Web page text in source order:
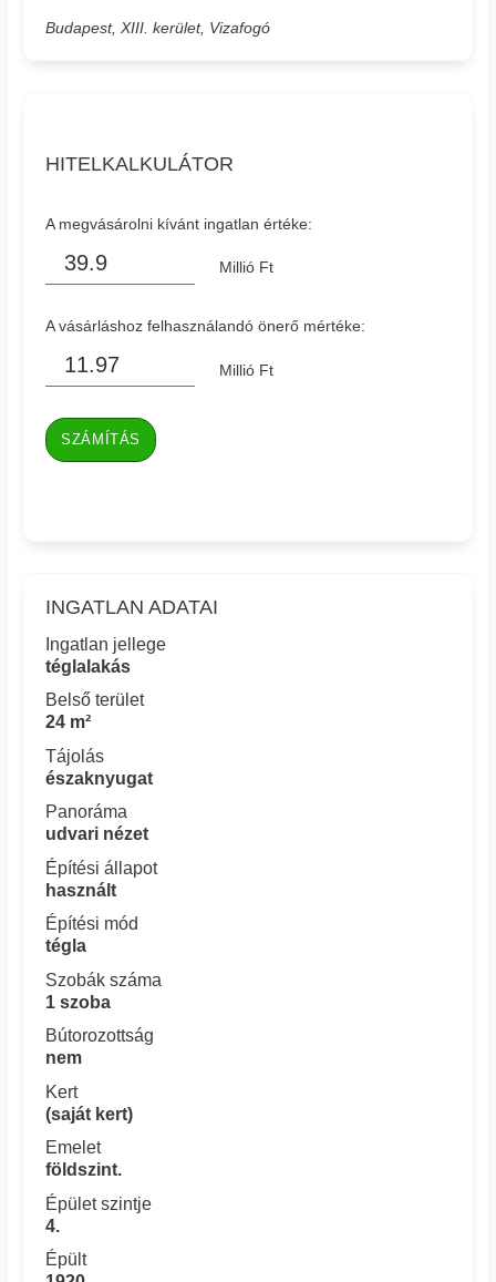
Budapest, XIII. kerület, Vizafogó
HITELKALKULÁTOR
A megvásárolni kívánt ingatlan értéke:
Millió Ft
A vásárláshoz felhasználandó önerő mértéke:
Millió Ft
SZÁMÍTÁS
INGATLAN ADATAI
Ingatlan jellege
téglalakás
Belső terület
24 m²
Tájolás
északnyugat
Panoráma
udvari nézet
Építési állapot
használt
Építési mód
tégla
Szobák száma
1 szoba
Bútorozottság
nem
Kert
(saját kert)
Emelet
földszint.
Épület szintje
4.
Épült